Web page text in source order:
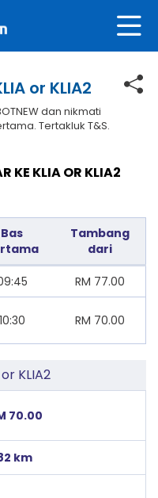
or KLIA2
dan nikmati
Tertakluk T&S.
KE KLIA OR KLIA2
Bas
Tambang
dari
RM 77.00
10:30 RM 70.00
KLIA2
70.00
km